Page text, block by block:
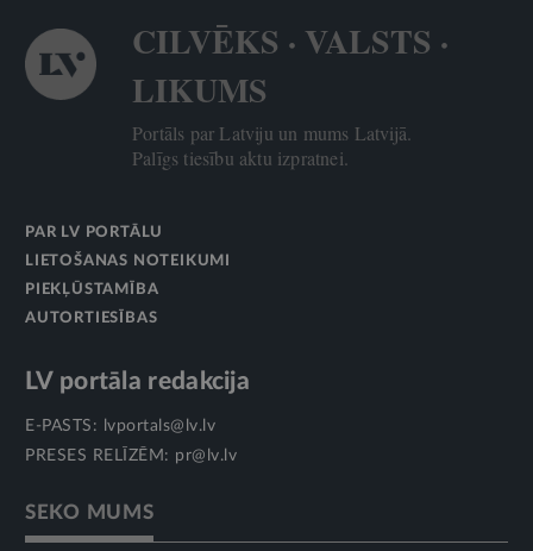
CILVĒKS · VALSTS ·
LIKUMS
Portāls par Latviju un mums Latvijā.
Palīgs tiesību aktu izpratnei.
PAR LV PORTĀLU
LIETOŠANAS NOTEIKUMI
PIEKĻŪSTAMĪBA
AUTORTIESĪBAS
LV portāla redakcija
E-PASTS:
lvportals@lv.lv
PRESES RELĪZĒM: pr@lv.lv
SEKO MUMS